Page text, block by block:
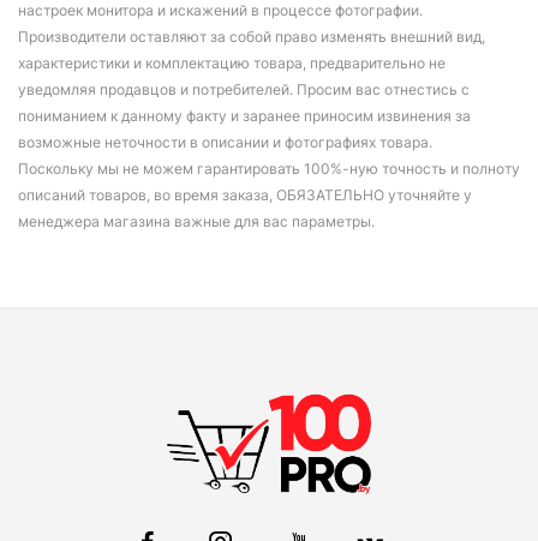
настроек монитора и искажений в процессе фотографии.
Производители оставляют за собой право изменять внешний вид,
характеристики и комплектацию товара, предварительно не
уведомляя продавцов и потребителей. Просим вас отнестись с
пониманием к данному факту и заранее приносим извинения за
возможные неточности в описании и фотографиях товара.
Поскольку мы не можем гарантировать 100%-ную точность и полноту
описаний товаров, во время заказа, ОБЯЗАТЕЛЬНО уточняйте у
менеджера магазина важные для вас параметры.